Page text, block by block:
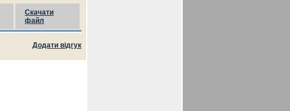
Скачати
файл
Додати відгук